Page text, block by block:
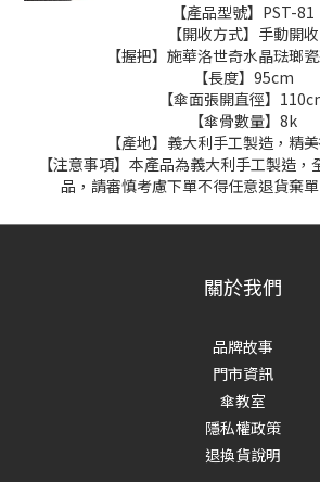
【產品型號】PST-81
【開收方式】手動開收
【握把】施華洛世奇水晶琺瑯
【長度】95cm
【傘面張開直徑】
【傘骨數量】8k
【產地】義大利手工製造，精
【注意事項】本產品為義大利手工製造
品，請審慎考慮下單不得任意退貨棄
關於我們
品牌故事
門市資訊
傘教室
隱私權政策
退換貨說明